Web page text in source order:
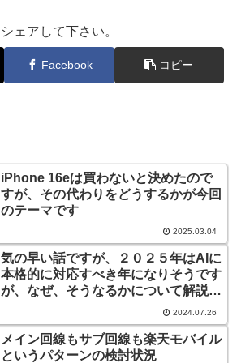
シェアして下さい。
Facebook コピー
iPhone 16eは買わないと決めたので
すが、その代わりをどうするかが今回
のテーマです
2025.03.04
気の早い話ですが、２０２５年はAIに
本格的に対応すべき年になりそうです
が、なぜ、そうなるかについて解説し
2024.07.26
メイン回線もサブ回線も楽天モバイル
というパターンの検討状況